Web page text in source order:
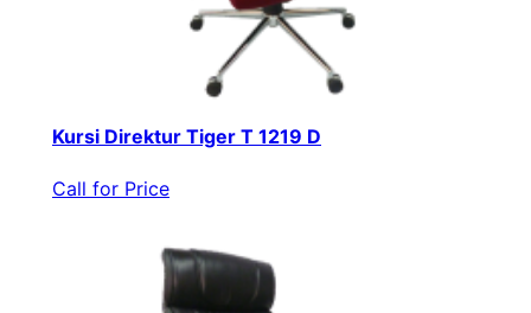
Kursi Direktur Tiger T 1219 D
Call for Price